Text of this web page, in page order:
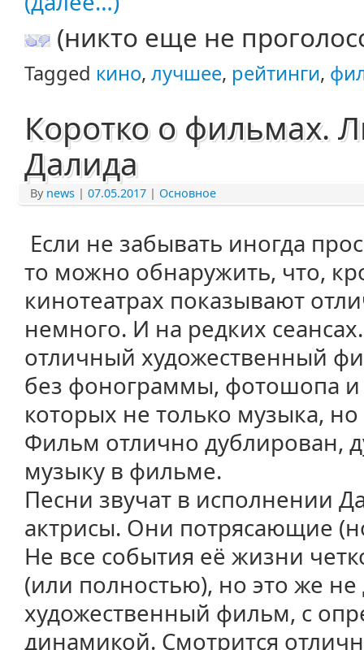
(никто еще не
Tagged кино, лучшее, рейтинги,
Коротко о фильмах.
Далида
By news | 07.05.2017 | Основное
Если не забывать иногда
то можно обнаружить, что,
кинотеатрах показывают
немного. И на редких
отличный художественный
без фонограммы, фотошопа и
которых не только музыка, но
Фильм отлично дублирован,
музыку в фильме.
Песни звучат в исполнении
актрисы. Они потрясающие
Не все события её жизни
(или полностью), но это же
художественный фильм, с
динамикой. Смотрится